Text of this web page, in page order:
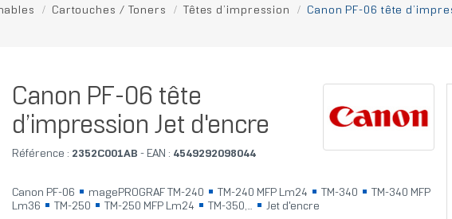
Cartouches / Toners Têtes d’impression Canon PF-06 tête
Canon PF-06 tête
d’impression Jet d'encre
Référence : 2352C001AB - EAN : 4549292098044
Canon PF-06 magePROGRAF TM-240 TM-240 MFP Lm24 TM-340
TM-340 MFP
Lm36
TM-250 TM-250 MFP Lm24 TM-350,... Jet d'encre